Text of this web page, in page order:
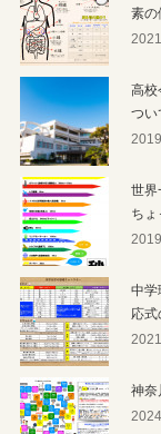
素の
高
つ
世
ち
中
応
神奈